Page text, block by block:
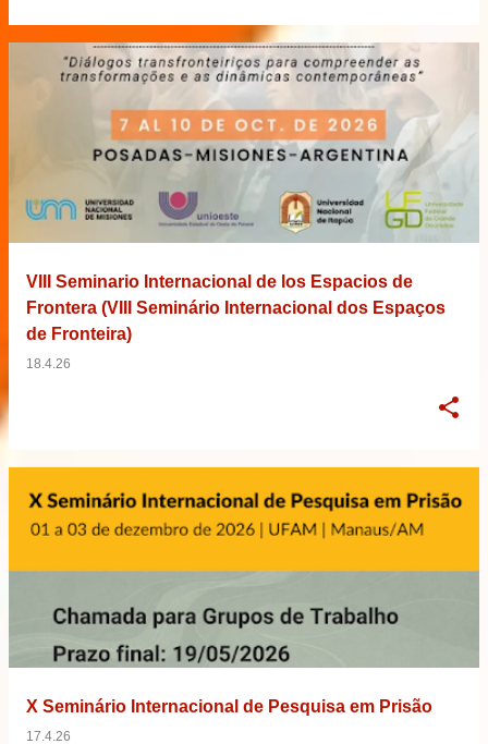
VIII Seminario Internacional de los Espacios de
Frontera (VIII Seminário Internacional dos Espaços
de Fronteira)
18.4.26
X Seminário Internacional de Pesquisa em Prisão
17.4.26